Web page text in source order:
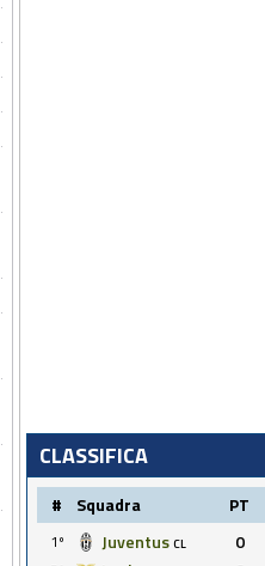
CLASSIFICA
# Squadra PT
1º Juventus CL 0